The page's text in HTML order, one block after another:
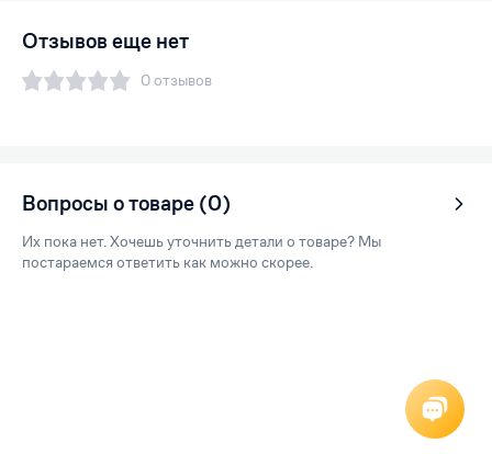
Отзывов еще нет
0 отзывов
Вопросы о товаре (0)
Их пока нет. Хочешь уточнить детали о товаре? Мы
постараемся ответить как можно скорее.